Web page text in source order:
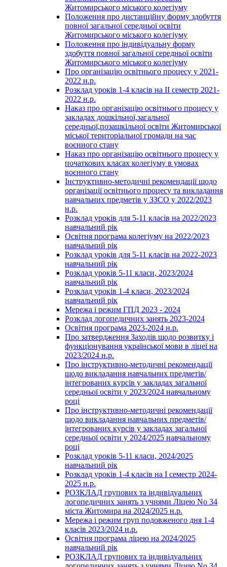
Житомирського міського колегіуму
Положення про дистанційну форму здобуття
повної загальної середньої освіти
Житомирського міського колегіуму
Положення про індивідуальну форму
здобуття повної загальної середньої освіти
Житомирського міського колегіуму
Про організацію освітнього процесу у 2021-
2022 н.р.
Розклад уроків 1-4 класів на ІІ семестр 2021-
2022 н.р.
Наказ про організацію освітнього процесу у
закладах дошкільної,загальної
середньої,позашкільної освіти Житомирської
міської територіальної громади на час
воєнного стану
Наказ про організацію освітнього процесу у
початкових класах колегіуму в умовах
воєнного стану
Інструктивно-методичні рекомендації щодо
організації освітнього процесу та викладання
навчальних предметів у ЗЗСО у 2022/2023
н.р.
Розклад уроків для 5-11 класів на 2022/2023
навчальний рік
Освітня програма колегіуму на 2022/2023
навчальний рік
Розклад уроків для 5-11 класів на 2022-2023
навчальний рік
Розклад уроків 5-11 класи, 2023/2024
навчальний рік
Розклад уроків 1-4 класи, 2023/2024
навчальний рік
Мережа і режим ГПД 2023 - 2024
Розклад логопедичних занять 2023-2024
Освітня програма 2023-2024 н.р.
Про затвердження Заходів щодо розвитку і
функціонування української мови в ліцеї на
2023/2024 н.р.
Про інструктивно-методичні рекомендації
щодо викладання навчальних предметів/
інтегрованих курсів у закладах загальної
середньої освіти у 2023/2024 навчальному
році
Про інструктивно-методичні рекомендації
щодо викладання навчальних предметів/
інтегрованих курсів у закладах загальної
середньої освіти у 2024/2025 навчальному
році
Розклад уроків 5-11 класи, 2024/2025
навчальний рік
Розклад уроків 1-4 класів на І семестр 2024-
2025 н.р.
РОЗКЛАД групових та індивідуальних
логопедичних занять з учнями Ліцею No 34
міста Житомира на 2024/2025 н.р.
Мережа і режим груп подовженого дня 1-4
класів 2023/2024 н.р.
Освітня програма ліцею на 2024/2025
навчальний рік
РОЗКЛАД групових та індивідуальних